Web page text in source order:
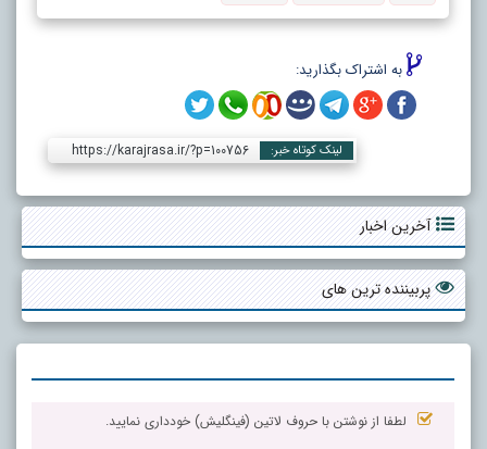
به اشتراک بگذارید:
لینک کوتاه خبر: https://karajrasa.ir/?p=100756
آخرین اخبار
پربیننده ترین های
لطفا از نوشتن با حروف لاتین (فینگلیش) خودداری نمایید.